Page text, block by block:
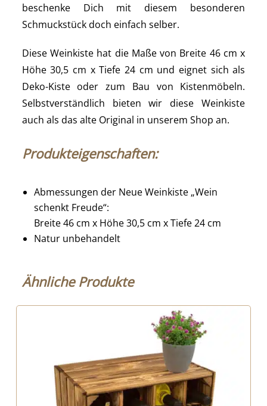
beschenke Dich mit diesem besonderen
Schmuckstück doch einfach selber.
Diese Weinkiste hat die Maße von Breite 46 cm x
Höhe 30,5 cm x Tiefe 24 cm und eignet sich als
Deko-Kiste oder zum Bau von Kistenmöbeln.
Selbstverständlich bieten wir diese Weinkiste
auch als das alte Original in unserem Shop an.
Produkteigenschaften:
Abmessungen der Neue Weinkiste „Wein
schenkt Freude“:
Breite 46 cm x Höhe 30,5 cm x Tiefe 24 cm
Natur unbehandelt
Ähnliche Produkte